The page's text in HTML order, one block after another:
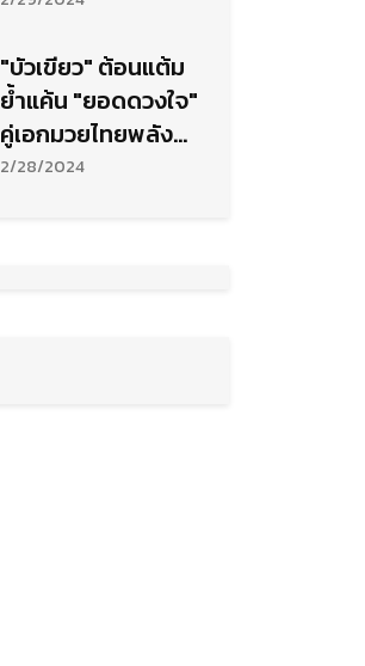
"บัวเขียว" ต้อนแต้ม
ย้ำแค้น "ยอดดวงใจ"
คู่เอกมวยไทยพลัง
ใหม่
2/28/2024